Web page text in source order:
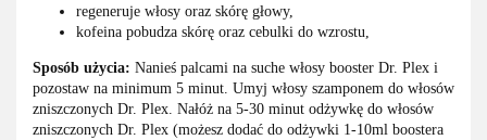
regeneruje włosy oraz skórę głowy,
kofeina pobudza skórę oraz cebulki do wzrostu,
Sposób użycia: Nanieś palcami na suche włosy booster Dr. Plex i
pozostaw na minimum 5 minut. Umyj włosy szamponem do włosów
zniszczonych Dr. Plex. Nałóż na 5-30 minut odżywkę do włosów
zniszczonych Dr. Plex (możesz dodać do odżywki 1-10ml boostera